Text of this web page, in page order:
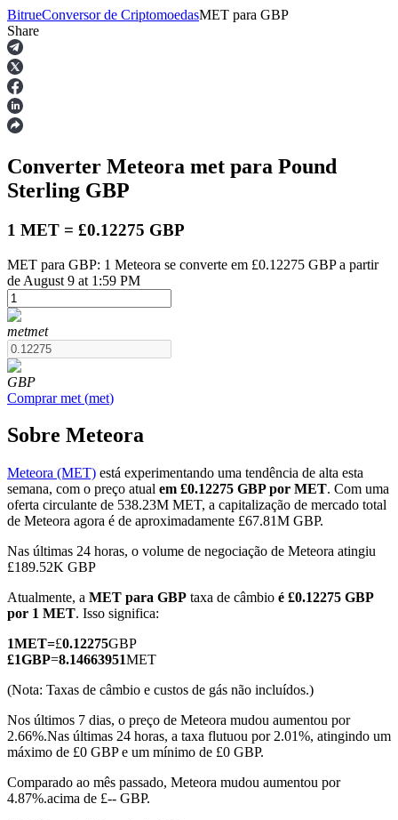
Futuros
Futuros de USDT
Futuros COIN-M
Futuros de criptomoeda
TradFi
Derivativos de ações, câmbio, metais preciosos e commodities
Futuros de USDC
BitrueConversor de CriptomoedasMET para GBP
Share
Converter Meteora met para Pound
Sterling GBP
1 MET = £0.12275 GBP
MET para GBP: 1 Meteora se converte em £0.12275 GBP a partir
de August 9 at 1:59 PM
metmet
GBP
Comprar met (met)
Sobre Meteora
Meteora (MET) está experimentando uma tendência de alta esta
semana, com o preço atual em £0.12275 GBP por MET. Com uma
oferta circulante de 538.23M MET, a capitalização de mercado total
de Meteora agora é de aproximadamente £67.81M GBP.
Nas últimas 24 horas, o volume de negociação de Meteora atingiu
£189.52K GBP
Atualmente, a MET para GBP taxa de câmbio é £0.12275 GBP
por 1 MET. Isso significa:
1MET=£0.12275GBP
£1GBP=8.14663951MET
(Nota: Taxas de câmbio e custos de gás não incluídos.)
Nos últimos 7 dias, o preço de Meteora mudou aumentou por
2.66%.Nas últimas 24 horas, a taxa flutuou por 2.01%, atingindo um
máximo de £0 GBP e um mínimo de £0 GBP.
Comparado ao mês passado, Meteora mudou aumentou por
4.87%.acima de £-- GBP.